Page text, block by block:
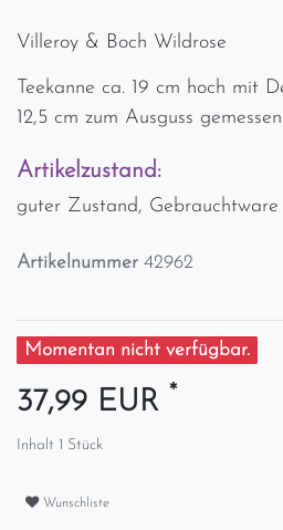
Villeroy & Boch Wildrose
Teekanne ca. 19 cm hoch mit
12,5 cm zum Ausguss gemessen.
Artikelzustand:
guter Zustand, Gebrauchtware
Artikelnummer 42962
Momentan nicht verfügbar.
37,99 EUR *
Inhalt 1 Stück
Wunschliste